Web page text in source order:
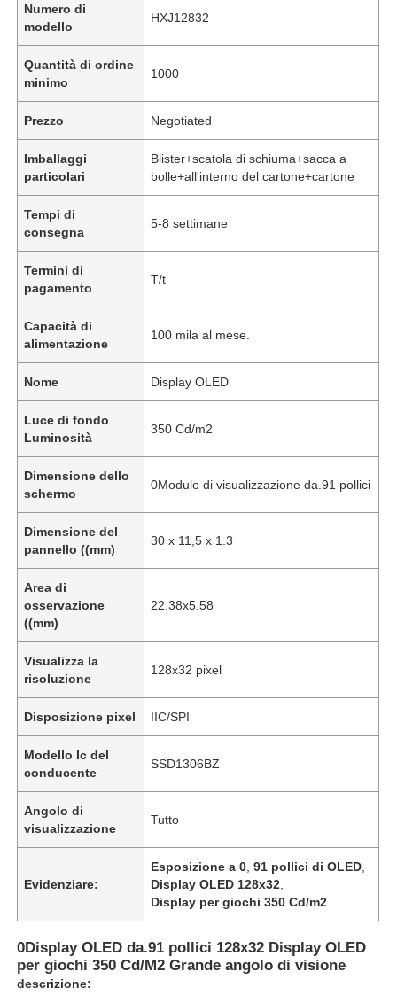
Numero di
modello
HXJ12832
Quantità di ordine
minimo
1000
Prezzo Negotiated
Imballaggi
particolari
Blister+scatola di schiuma+sacca a
bolle+all'interno del cartone+cartone
Tempi di
consegna
5-8 settimane
Termini di
pagamento
T/t
Capacità di
alimentazione
100 mila al mese.
Nome Display OLED
Luce di fondo
Luminosità
350 Cd/m2
Dimensione dello
schermo
0Modulo di visualizzazione da.91 pollici
Dimensione del
pannello ((mm)
30 x 11,5 x 1.3
Area di
osservazione
((mm)
22.38x5.58
Visualizza la
risoluzione
128x32 pixel
Disposizione pixel IIC/SPI
Modello Ic del
conducente
SSD1306BZ
Angolo di
visualizzazione
Tutto
Evidenziare:
Esposizione a 0 ,91 pollici di OLED
Display OLED 128x32
Display per giochi 350 Cd/m2
0Display OLED da.91 pollici 128x32 Display OLED
per giochi 350 Cd/M2 Grande angolo di visione
descrizione: